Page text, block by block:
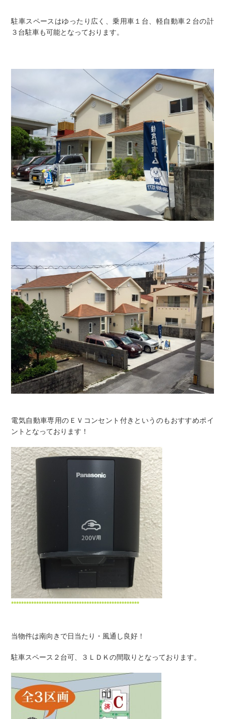
駐車スペースはゆったり広く、乗用車１台、軽自動車２台の計
３台駐車も可能となっております。
電気自動車専用のＥＶコンセント付きというのもおすすめポイ
ントとなっております！
***************************************************
当物件は南向きで日当たり・風通し良好！
駐車スペース２台可、３ＬＤＫの間取りとなっております。